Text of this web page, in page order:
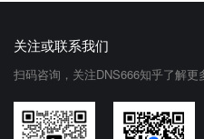
关注或联系我们
扫码咨询，关注DNS666知乎了解更